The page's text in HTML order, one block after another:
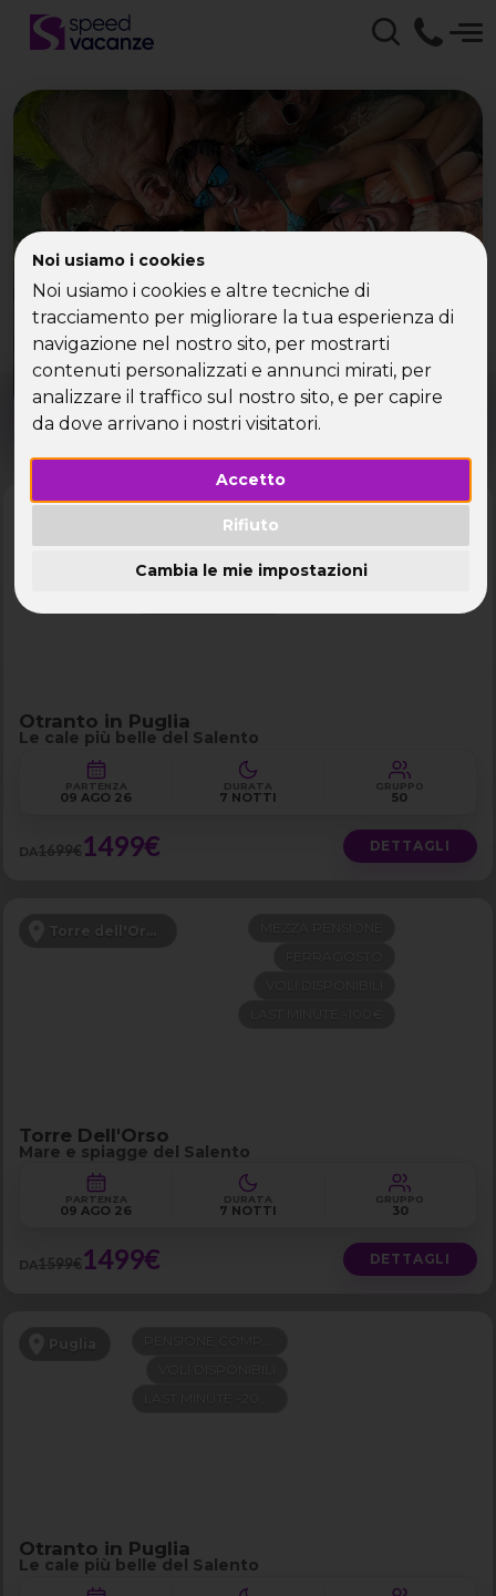
Noi usiamo i cookies
Noi usiamo i cookies e altre tecniche di
tracciamento per migliorare la tua esperienza di
navigazione nel nostro sito, per mostrarti
contenuti personalizzati e annunci mirati, per
analizzare il traffico sul nostro sito, e per capire
da dove arrivano i nostri visitatori.
Accetto
Rifiuto
Cambia le mie impostazioni
Che tipo di vacanza
cerchi?
Scegli la tua destinazione tra le diverse proposte
di Speed Vacanze®
Dove? Quando?
Tutto l'anno
FERRAGOSTO
VOLI DISPONIBILI
Otranto in Puglia
Le cale più belle del Salento
PARTENZA
09 AGO 26
DURATA
7 NOTTI
GRUPPO
50
DA1699€1499€ DETTAGLI
Torre dell'Orso - Puglia
Torre Dell'Orso
Mare e spiagge del Salento
PARTENZA
09 AGO 26
DURATA
7 NOTTI
GRUPPO
30
DA1599€1499€ DETTAGLI
Puglia
Otranto in Puglia
Le cale più belle del Salento